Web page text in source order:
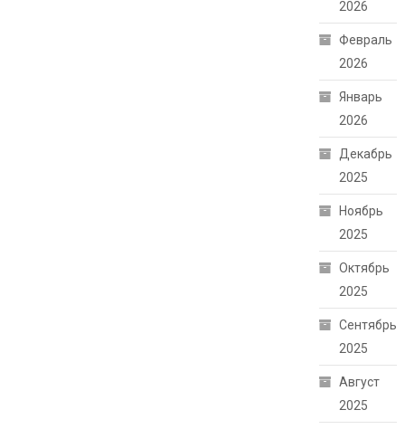
2026
Февраль
2026
Январь
2026
Декабрь
2025
Ноябрь
2025
Октябрь
2025
Сентябрь
2025
Август
2025